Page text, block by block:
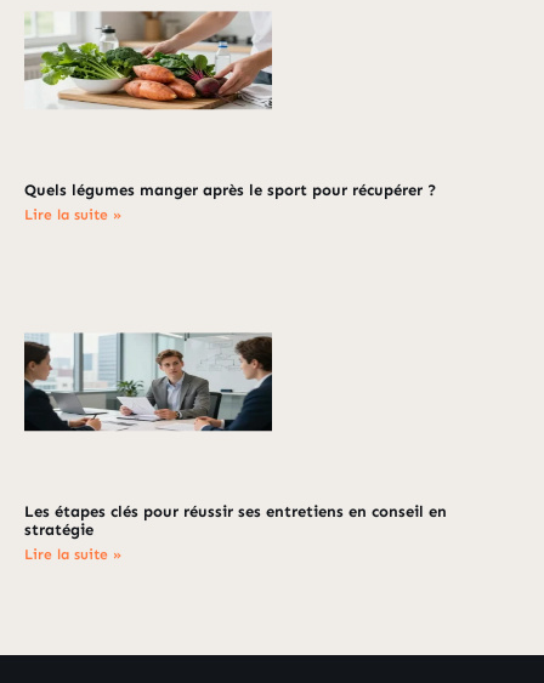
Quels légumes manger après le sport pour récupérer ?
Lire la suite »
Les étapes clés pour réussir ses entretiens en conseil en
stratégie
Lire la suite »